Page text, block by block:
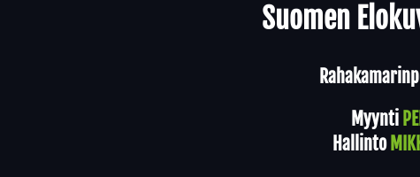
Suomen
Myynti
Hallinto